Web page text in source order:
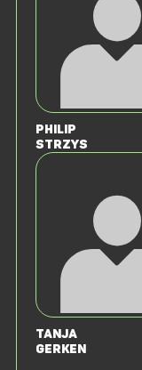
Philip
Strzys
Tanja
Gerken